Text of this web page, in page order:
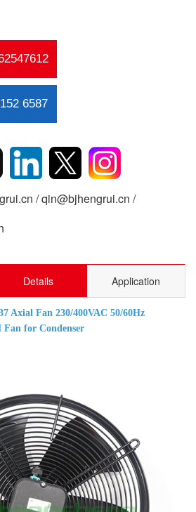
6587
/ qin@bjhengrui.cn /
Details Application
Axial Fan 230/400VAC 50/60Hz
Fan for Condenser